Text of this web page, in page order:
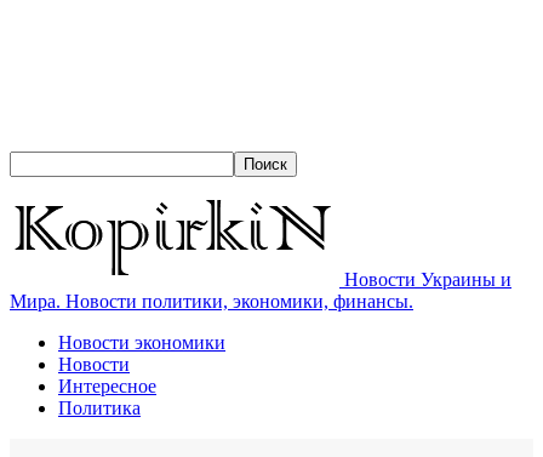
Новости Украины и
Мира. Новости политики, экономики, финансы.
Новости экономики
Новости
Интересное
Политика